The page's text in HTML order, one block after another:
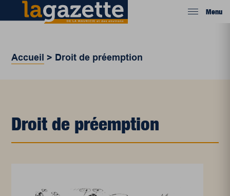
Menu
Accueil > Droit de préemption
Droit de préemption